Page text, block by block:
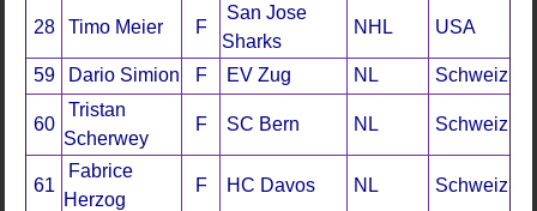
28 Timo Meier F
San Jose
Sharks
NHL USA
59 Dario Simion F EV Zug NL Schweiz
60
Tristan
Scherwey
F SC Bern NL Schweiz
61
Fabrice
Herzog
F HC Davos NL Schweiz